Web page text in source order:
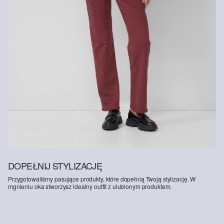
DOPEŁNIJ STYLIZACJĘ
Przygotowaliśmy pasujące produkty, które dopełnią Twoją stylizację. W
mgnieniu oka stworzysz idealny outfit z ulubionym produktem.